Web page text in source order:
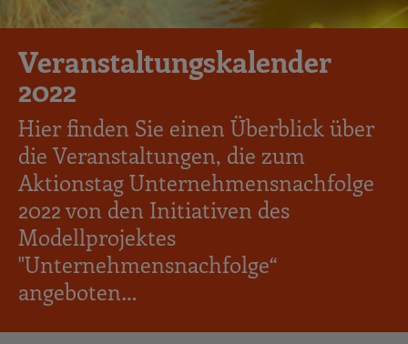
Veranstaltungskalender
2022
Hier finden Sie einen Überblick über
die Veranstaltungen, die zum
Aktionstag Unternehmensnachfolge
2022 von den Initiativen des
Modellprojektes
"Unternehmensnachfolge“
angeboten…